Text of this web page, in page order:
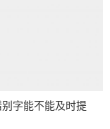
字能不能及时提